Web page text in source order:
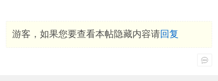
游客，如果您要查看本帖隐藏内容请回复